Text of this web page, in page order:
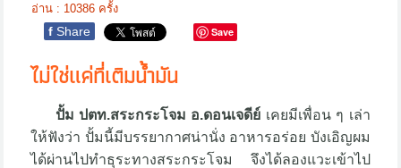
อ่าน : 10386 ครั้ง
f Share Save
ไม่ใช่แค่ที่เติมน้ำมัน
ปั้ม ปตท.สระกระโจม อ.ดอนเจดีย์ เคยมีเพื่อน ๆ เล่า
ให้ฟังว่า ปั้มนี้มีบรรยากาศน่านั่ง อาหารอร่อย บังเอิญผม
ได้ผ่านไปทำธุระทางสระกระโจม จึงได้ลองแวะเข้าไป